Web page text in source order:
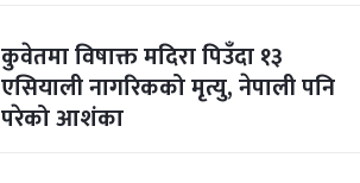
कुवेतमा विषाक्त मदिरा पिउँदा १३
एसियाली नागरिकको मृत्यु, नेपाली पनि
परेको आशंका